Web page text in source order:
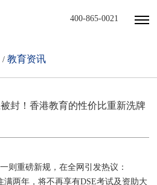
400-865-0021
/教育资讯
封！香港教育的性价比重新洗牌
则重磅新规，在全网引发热议：
满两年，将不再享有DSE考试及资助大